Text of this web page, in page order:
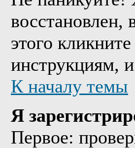
этого
инструкциям,
К началу темы
Я
Первое: